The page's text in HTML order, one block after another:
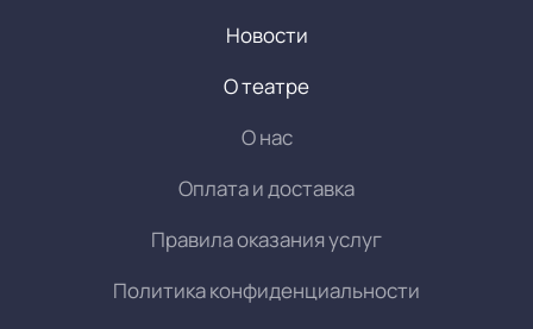
Новости
О театре
О нас
Оплата и доставка
Правила оказания услуг
Политика конфиденциальности